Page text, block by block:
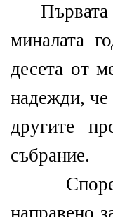
Първата
миналата
десета от
надежди, че
другите
събрание.
Според
направено